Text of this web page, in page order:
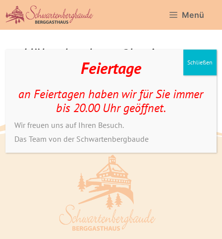
Inhalt
springen
Menü
Hähnchenbrustlet im
Knuspermantel
Feiertage
an Feiertagen haben wir für Sie immer
bis 20.00 Uhr geöffnet.
Wir freuen uns auf Ihren Besuch.
Das Team von der Schwartenbergbaude
Schließen